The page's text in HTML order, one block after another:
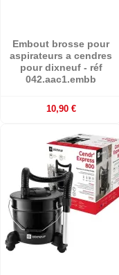
Embout brosse pour
aspirateurs a cendres
pour dixneuf - réf
042.aac1.embb
10,90 €